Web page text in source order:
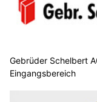
Gebrüder Schelbert
Eingangsbereich